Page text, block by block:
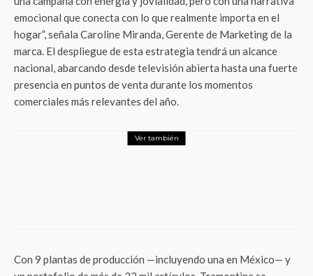
emocional que conecta con lo que realmente importa en el
hogar”, señala Caroline Miranda, Gerente de Marketing de la
marca. El despliegue de esta estrategia tendrá un alcance
nacional, abarcando desde televisión abierta hasta una fuerte
presencia en puntos de venta durante los momentos
comerciales más relevantes del año.
Ver también
Con 9 plantas de producción —incluyendo una en México— y